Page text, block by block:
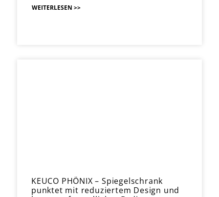
WEITERLESEN >>
KEUCO PHÖNIX – Spiegelschrank
punktet mit reduziertem Design und